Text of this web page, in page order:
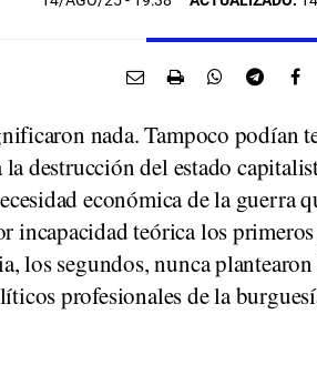
nada. Tampoco podían
destrucción del estado
económica de la guerra
incapacidad teórica los
los segundos, nunca
profesionales de la